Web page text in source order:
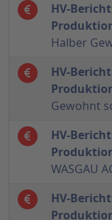
HV-Bericht
Halber
HV-Bericht
Gewohnt
HV-Bericht
WASGAU
HV-Bericht